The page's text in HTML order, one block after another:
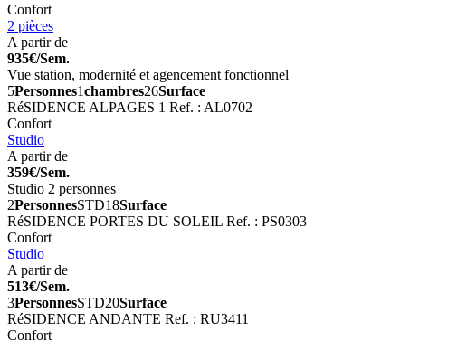
Confort
2 pièces
A partir de
935€/Sem.
Vue station, modernité et agencement fonctionnel
5Personnes1chambres26Surface
RéSIDENCE ALPAGES 1 Ref. : AL0702
Confort
Studio
A partir de
359€/Sem.
Studio 2 personnes
2PersonnesSTD18Surface
RéSIDENCE PORTES DU SOLEIL Ref. : PS0303
Confort
Studio
A partir de
513€/Sem.
3PersonnesSTD20Surface
RéSIDENCE ANDANTE Ref. : RU3411
Confort